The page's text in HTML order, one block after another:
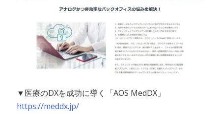
▼医療のDXを成功に導く「AOS MedDX」
https://meddx.jp/